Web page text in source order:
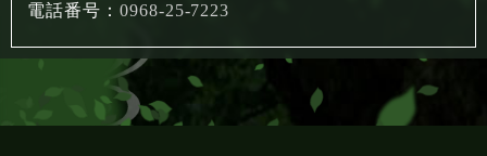
電話番号： 0968-25-7223